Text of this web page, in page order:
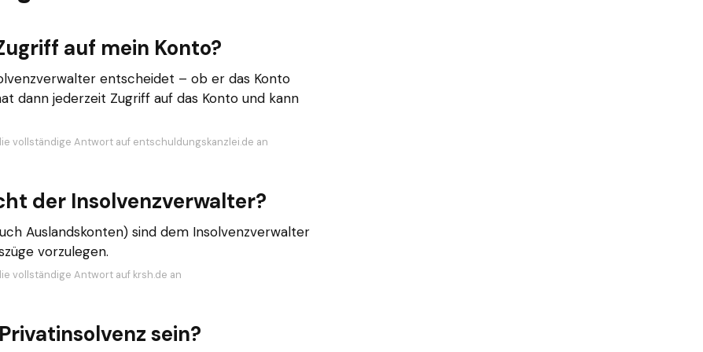
auf mein Konto?
entscheidet – ob er das Konto
dann jederzeit Zugriff auf das Konto und kann
vollständige Antwort auf entschuldungskanzlei.de an
der Insolvenzverwalter?
Auslandskonten) sind dem Insolvenzverwalter
vorzulegen.
vollständige Antwort auf krsh.de an
sein?